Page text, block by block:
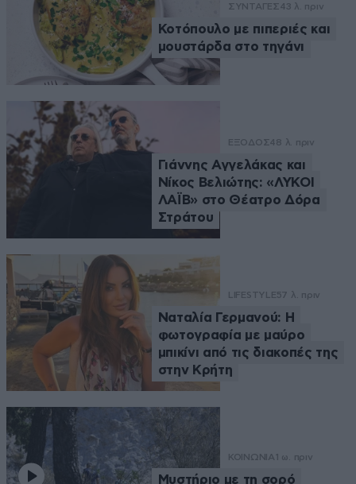
ΣΥΝΤΑΓΕΣ43 λ. πριν
Κοτόπουλο με πιπεριές και
μουστάρδα στο τηγάνι
ΕΞΟΔΟΣ48 λ. πριν
Γιάννης Αγγελάκας και
Νίκος Βελιώτης: «ΛΥΚΟΙ
ΛΑΪΒ» στο Θέατρο Δόρα
Στράτου
LIFESTYLE57 λ. πριν
Ναταλία Γερμανού: Η
φωτογραφία με μαύρο
μπικίνι από τις διακοπές της
στην Κρήτη
ΚΟΙΝΩΝΙΑ 1 ω. πριν
Μυστήριο με τη σορό